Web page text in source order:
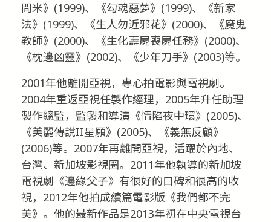
問米》(1999)、《勾魂惡夢》(1999)、《新家
法》(1999)、《生人勿近邪花》(2000)、《魔鬼
教師》(2000)、《生化壽屍喪屍任務》(2000)、
《枕邊凶靈》(2002)、《少年刀手》(2003)等。
2001年他離開亞視，專心拍電影與電視劇。
2004年重返亞視任製作經理，2005年升任助理
製作總監，監製和導演《情陷夜中環》(2005)、
《美麗傳說II星願》(2005)、《義無反顧》
(2006)等。2007年再離開亞視，活躍於內地、
台灣、新加坡影視圈。2011年他執導的新加坡
電視劇《邊緣父子》有很好的口碑和很高的收
視，2012年他拍成續篇電影版《我們都不完
美》。他的最新作品是2013年初在中央電視台